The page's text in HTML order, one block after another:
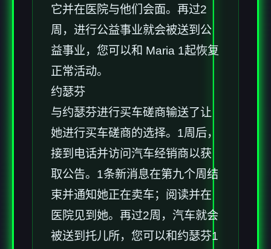
它并在医院与他们会面。再过2
周，进行公益事业就会被送到公
益事业，您可以和 Maria 1起恢复
正常活动。
约瑟芬
与约瑟芬进行买车磋商输送了让
她进行买车磋商的选择。1周后，
接到电话并访问汽车经销商以获
取公告。1条新消息在第九个周结
束并通知她正在卖车；阅读并在
医院见到她。再过2周，汽车就会
被送到托儿所，您可以和约瑟芬1